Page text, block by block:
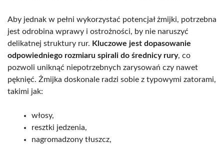
Aby jednak w pełni wykorzystać potencjał żmijki, potrzebna
jest odrobina wprawy i ostrożności, by nie naruszyć
delikatnej struktury rur. Kluczowe jest dopasowanie
odpowiedniego rozmiaru spirali do średnicy rury, co
pozwoli uniknąć niepotrzebnych zarysowań czy nawet
pęknięć. Żmijka doskonale radzi sobie z typowymi zatorami,
takimi jak:
włosy,
resztki jedzenia,
nagromadzony tłuszcz,